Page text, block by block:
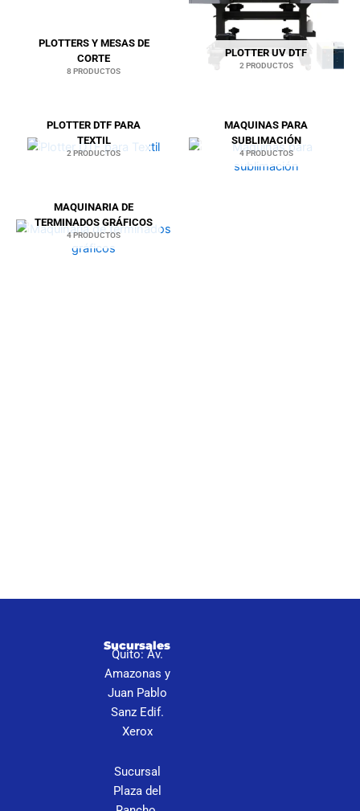
PLOTTERS Y MESAS DE
CORTE
8 PRODUCTOS
PLOTTER UV DTF
2 PRODUCTOS
PLOTTER DTF PARA
TEXTIL
2 PRODUCTOS
MAQUINAS PARA
SUBLIMACIÓN
4 PRODUCTOS
MAQUINARIA DE
TERMINADOS GRÁFICOS
4 PRODUCTOS
Sucursales
Quito: Av.
Amazonas y
Juan Pablo
Sanz Edif.
Xerox
Sucursal
Plaza del